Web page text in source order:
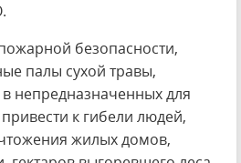
безопасности,
палы сухой травы,
непредназначенных для
к гибели людей,
жилых домов,